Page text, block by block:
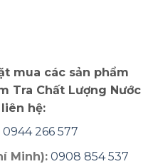
mua các sản phẩm
Tra Chất Lượng Nước
hệ:
0944 266 577
Minh): 0908 854 537